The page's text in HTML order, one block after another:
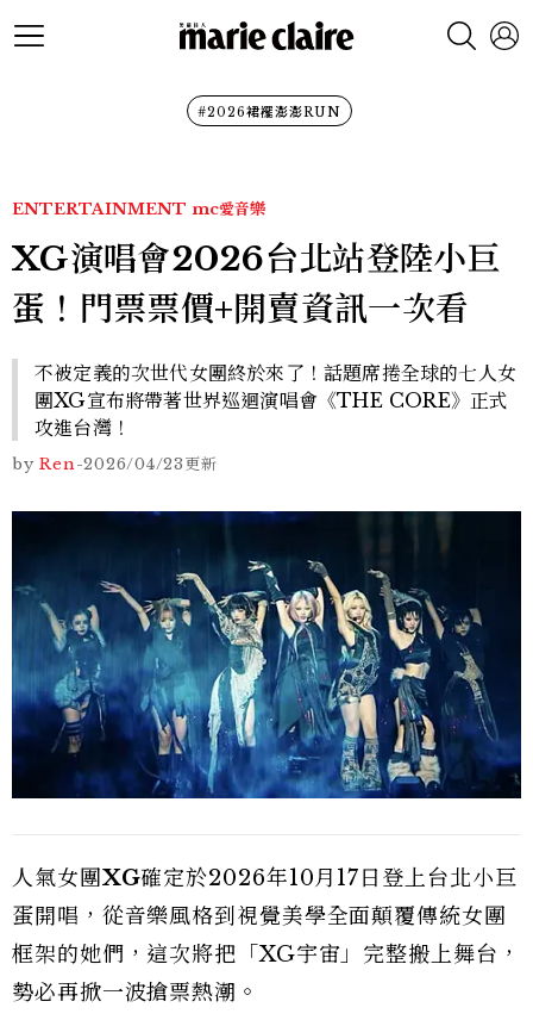
#2026裙襬澎澎RUN
ENTERTAINMENT mc愛音樂
XG演唱會2026台北站登陸小巨
蛋！門票票價+開賣資訊一次看
不被定義的次世代女團終於來了！話題席捲全球的七人女
團XG宣布將帶著世界巡迴演唱會《THE CORE》正式
攻進台灣！
by Ren-2026/04/23更新
人氣女團XG確定於2026年10月17日登上台北小巨
蛋開唱，從音樂風格到視覺美學全面顛覆傳統女團
框架的她們，這次將把「XG宇宙」完整搬上舞台，
勢必再掀一波搶票熱潮。